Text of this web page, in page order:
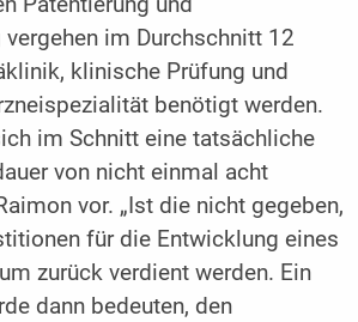
Patentierung und
im Durchschnitt 12
klinische Prüfung und
benötigt werden.
im Schnitt eine tatsächliche
von nicht einmal acht
vor. „Ist die nicht gegeben,
für die Entwicklung eines
zurück verdient werden. Ein
dann bedeuten, den